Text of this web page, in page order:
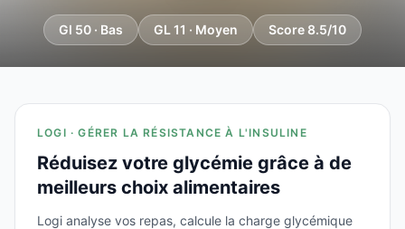
GI 50 · Bas GL 11 · Moyen Score 8.5/10
LOGI · GÉRER LA RÉSISTANCE À L'INSULINE
Réduisez votre glycémie grâce à de
meilleurs choix alimentaires
Logi analyse vos repas, calcule la charge glycémique